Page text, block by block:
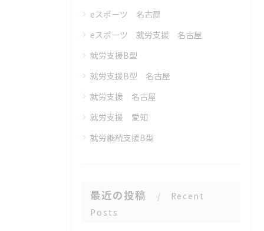
eスポーツ 名古屋
eスポーツ 就労支援 名古屋
就労支援B型
就労支援B型 名古屋
就労支援 名古屋
就労支援 愛知
就労継続支援B型
最近の投稿
Recent
Posts